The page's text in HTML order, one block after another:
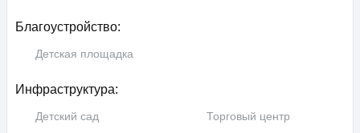
Благоустройство:
Детская площадка
Инфраструктура:
Детский сад
Торговый центр